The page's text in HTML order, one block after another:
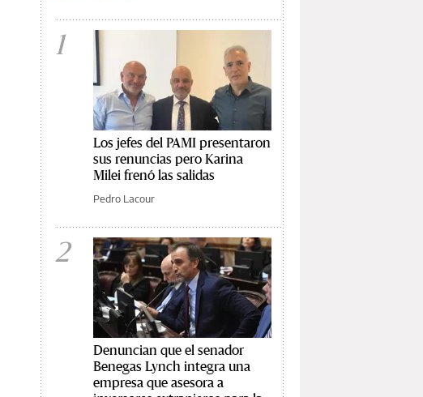
1
Los jefes del PAMI presentaron
sus renuncias pero Karina
Milei frenó las salidas
Pedro Lacour
2
Denuncian que el senador
Benegas Lynch integra una
empresa que asesora a